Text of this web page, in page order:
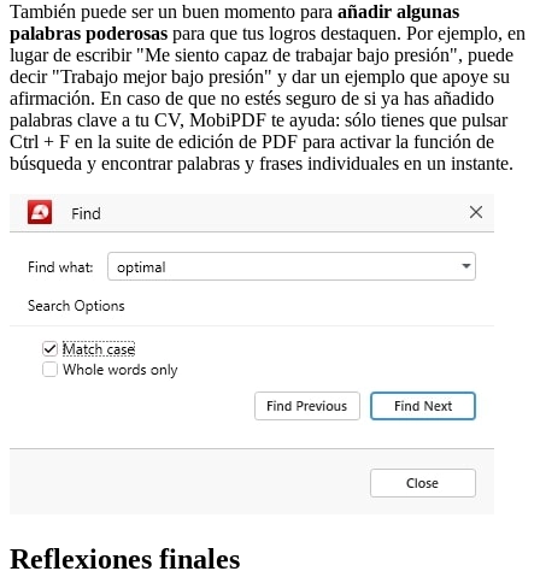
También puede ser un buen momento para añadir algunas
palabras poderosas para que tus logros destaquen. Por ejemplo, en
lugar de escribir "Me siento capaz de trabajar bajo presión", puede
decir "Trabajo mejor bajo presión" y dar un ejemplo que apoye su
afirmación. En caso de que no estés seguro de si ya has añadido
palabras clave a tu CV, MobiPDF te ayuda: sólo tienes que pulsar
Ctrl + F en la suite de edición de PDF para activar la función de
búsqueda y encontrar palabras y frases individuales en un instante.
Reflexiones finales